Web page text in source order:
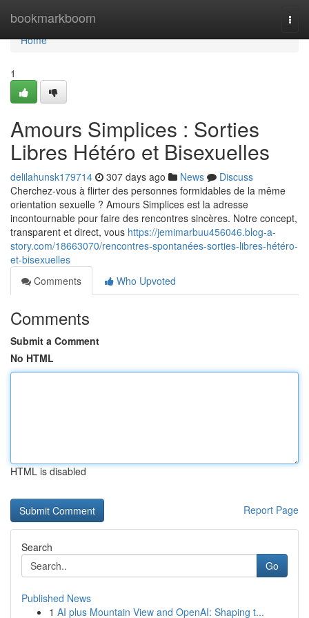
bookmarkboom
Home
Home
1
Amours Simplices : Sorties
Libres Hétéro et Bisexuelles
delilahunsk179714 307 days ago News
Discuss
Cherchez-vous à flirter des personnes formidables de la même
orientation sexuelle ? Amours Simplices est la adresse
incontournable pour faire des rencontres sincères. Notre concept,
transparent et direct, vous https://jemimarbuu456046.blog-a-
story.com/18663070/rencontres-spontanées-sorties-libres-hétéro-
et-bisexuelles
Comments
Who Upvoted
Comments
Submit a Comment
No HTML
HTML is disabled
Report Page
Search
Go
Published News
1 AI plus Mountain View and OpenAI: Shaping t...